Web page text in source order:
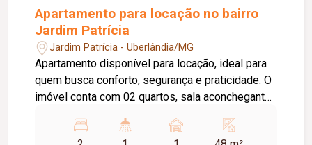
Apartamento para locação no bairro
Jardim Patrícia
Jardim Patrícia - Uberlândia/MG
Apartamento disponível para locação, ideal para
quem busca conforto, segurança e praticidade. O
imóvel conta com 02 quartos, sala aconchegante,
banheiro social e 01 vaga de estacionamento. O